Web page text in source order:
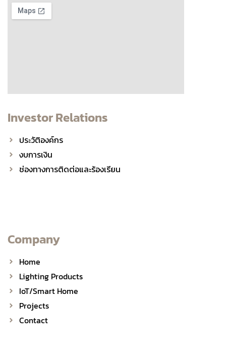
Investor Relations
ประวัติองค์กร
งบการเงิน
ช่องทางการติดต่อและร้องเรียน
Company
Home
Lighting Products
IoT/Smart Home
Projects
Contact